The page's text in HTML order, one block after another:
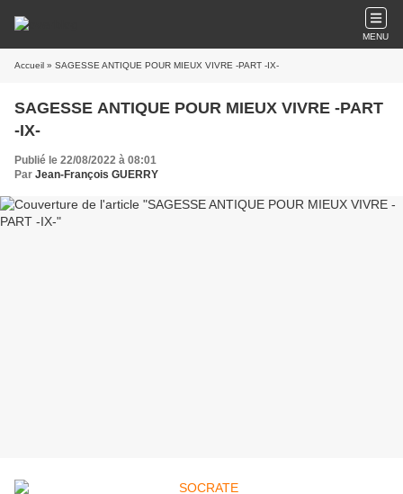
MENU
Accueil » SAGESSE ANTIQUE POUR MIEUX VIVRE -PART -IX-
SAGESSE ANTIQUE POUR MIEUX VIVRE -PART
-IX-
Publié le 22/08/2022 à 08:01
Par Jean-François GUERRY